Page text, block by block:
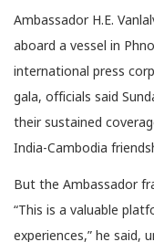
Ambassador H.E.
aboard a vessel in
international press
gala, officials said
their sustained
India-Cambodia
But the Ambassador
“This is a valuable
experiences,” he said,